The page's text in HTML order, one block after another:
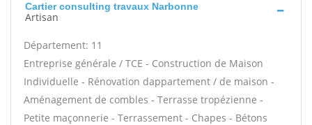
Cartier consulting travaux Narbonne
Artisan
Département: 11
Entreprise générale / TCE - Construction de Maison
Individuelle - Rénovation dappartement / de maison -
Aménagement de combles - Terrasse tropézienne -
Petite maçonnerie - Terrassement - Chapes - Bétons